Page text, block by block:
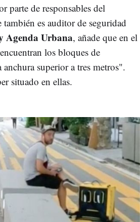
parte de responsables del
es auditor de seguridad
Agenda Urbana, añade que en el
los bloques de
superior a tres metros".
situado en ellas.